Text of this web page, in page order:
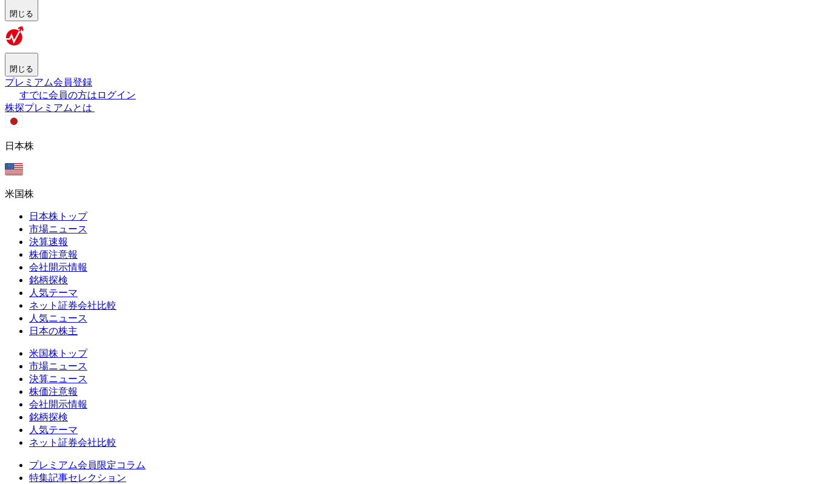
閉じる
閉じる
プレミアム会員登録
すでに会員の方はログイン
株探プレミアムとは
日本株
米国株
日本株トップ
市場ニュース
決算速報
株価注意報
会社開示情報
銘柄探検
人気テーマ
ネット証券会社比較
人気ニュース
日本の株主
米国株トップ
市場ニュース
決算ニュース
株価注意報
会社開示情報
銘柄探検
人気テーマ
ネット証券会社比較
プレミアム会員限定コラム
特集記事セレクション